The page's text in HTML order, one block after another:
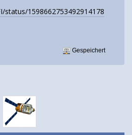
status/1598662753492914178
Gespeichert